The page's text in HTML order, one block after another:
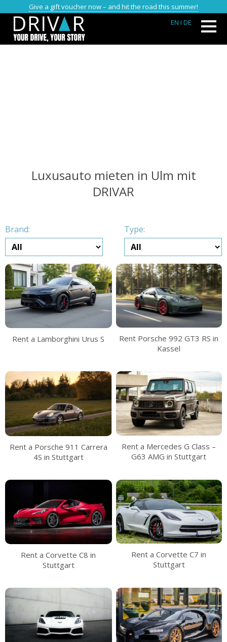
Give a gift voucher now – and hit the road this summer!
EN I DE
Luxusauto mieten in Ulm mit
DRIVAR
Brand: Type:
Rent a Lamborghini Urus S
Rent Porsche 992 GT3 RS in
Kassel
Rent a Porsche 911 Carrera
4S in Stuttgart
Rent a Mercedes G Class –
G63 AMG in Stuttgart
Rent a Corvette C8 in
Stuttgart
Rent a Corvette C7 in
Stuttgart